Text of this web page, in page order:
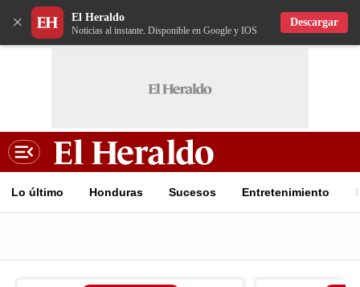
× El Heraldo
Noticias al instante. Disponible en Google y IOS
Descargar
Lo último Honduras Sucesos Entretenimiento